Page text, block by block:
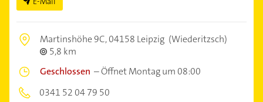
Martinshöhe 9C,04158 Leipzig (Wiederitzsch)
5,8 km
Geschlossen –Öffnet Montag um 08:00
0341 52 04 79 50